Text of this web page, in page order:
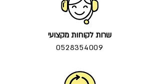
שרות לקוחות מקצועי
0528354009